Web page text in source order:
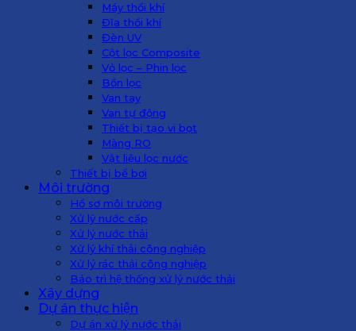
Máy thổi khí
Đĩa thổi khí
Đèn UV
Cột lọc Composite
Vỏ lọc – Phin lọc
Bồn lọc
Van tay
Van tự động
Thiết bị tạo vi bọt
Màng RO
Vật liệu lọc nước
Thiết bị bể bơi
Môi trường
Hồ sơ môi trường
Xử lý nước cấp
Xử lý nước thải
Xử lý khí thải công nghiệp
Xử lý rác thải công nghiệp
Bảo trì hệ thống xử lý nước thải
Xây dựng
Dự án thực hiện
Dự án xử lý nước thải